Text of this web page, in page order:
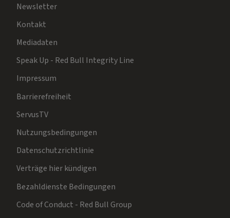
Newsletter
Kontakt
Mediadaten
Speak Up - Red Bull Integrity Line
Impressum
Barrierefreiheit
ServusTV
Nutzungsbedingungen
Datenschutzrichtlinie
Verträge hier kündigen
Bezahldienste Bedingungen
Code of Conduct - Red Bull Group